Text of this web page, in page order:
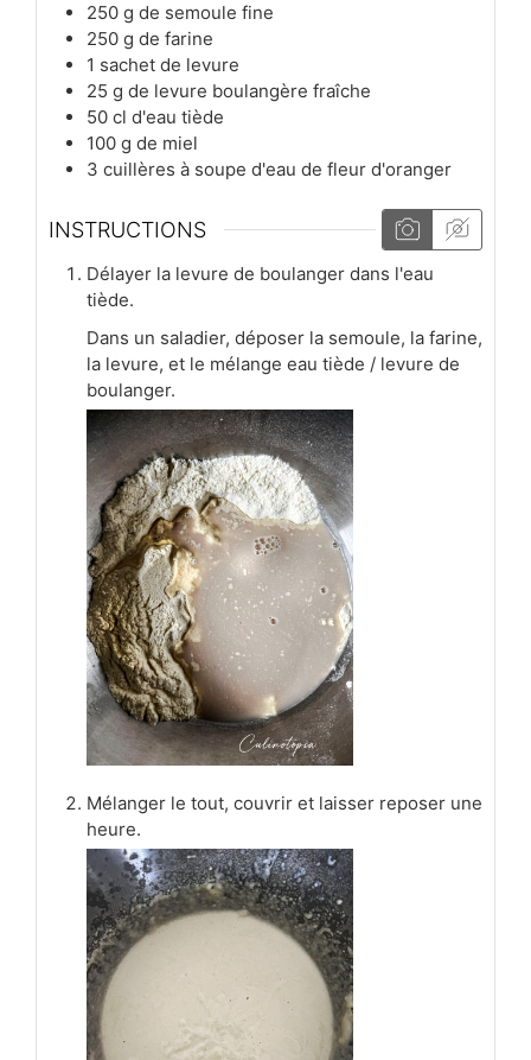
250 g de semoule fine
250 g de farine
1 sachet de levure
25 g de levure boulangère fraîche
50 cl d'eau tiède
100 g de miel
3 cuillères à soupe d'eau de fleur d'oranger
INSTRUCTIONS
Délayer la levure de boulanger dans l'eau
tiède.
Dans un saladier, déposer la semoule, la farine,
la levure, et le mélange eau tiède / levure de
boulanger.
Mélanger le tout, couvrir et laisser reposer une
heure.